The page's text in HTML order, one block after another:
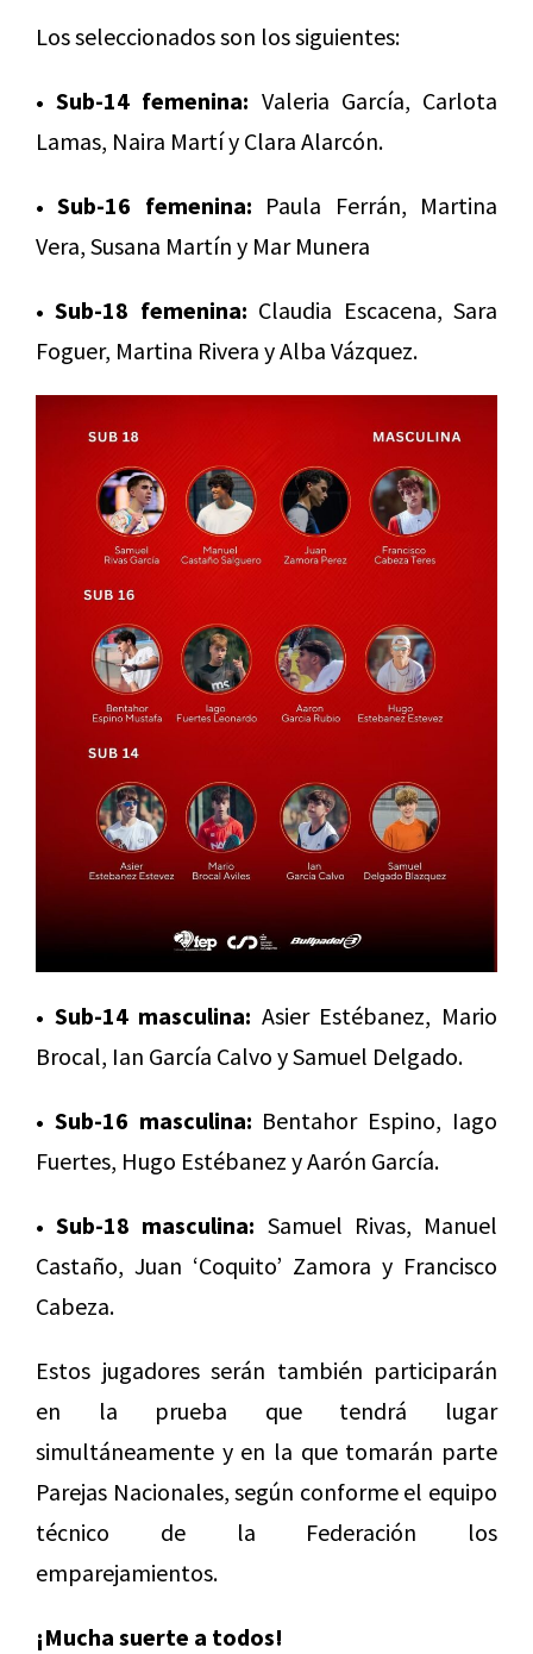
Los seleccionados son los siguientes:
• Sub-14 femenina: Valeria García, Carlota
Lamas, Naira Martí y Clara Alarcón.
• Sub-16 femenina: Paula Ferrán, Martina
Vera, Susana Martín y Mar Munera
• Sub-18 femenina: Claudia Escacena, Sara
Foguer, Martina Rivera y Alba Vázquez.
• Sub-14 masculina: Asier Estébanez, Mario
Brocal, Ian García Calvo y Samuel Delgado.
• Sub-16 masculina: Bentahor Espino, Iago
Fuertes, Hugo Estébanez y Aarón García.
• Sub-18 masculina: Samuel Rivas, Manuel
Castaño, Juan ‘Coquito’ Zamora y Francisco
Cabeza.
Estos jugadores serán también participarán
en la prueba que tendrá lugar
simultáneamente y en la que tomarán parte
Parejas Nacionales, según conforme el equipo
técnico de la Federación los
emparejamientos.
¡Mucha suerte a todos!